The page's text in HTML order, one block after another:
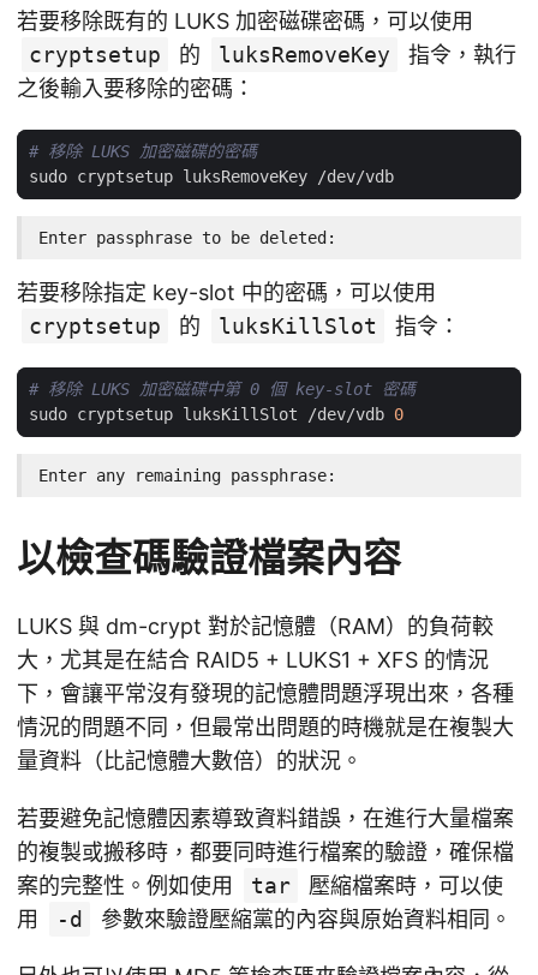
若要移除既有的 LUKS 加密磁碟密碼，可以使用
cryptsetup
的 luksRemoveKey
指令，執行
之後輸入要移除的密碼：
# 移除 LUKS 加密磁碟的密碼
Enter passphrase to be deleted:
若要移除指定 key-slot 中的密碼，可以使用
cryptsetup
的 luksKillSlot 指令：
# 移除 LUKS 加密磁碟中第 0 個 key-slot 密碼
sudo cryptsetup luksKillSlot /dev/vdb 0
Enter any remaining passphrase:
以檢查碼驗證檔案內容
LUKS 與 dm-crypt 對於記憶體（RAM）的負荷較
大，尤其是在結合 RAID5 + LUKS1 + XFS 的情況
下，會讓平常沒有發現的記憶體問題浮現出來，各種
情況的問題不同，但最常出問題的時機就是在複製大
量資料（比記憶體大數倍）的狀況。
若要避免記憶體因素導致資料錯誤，在進行大量檔案
的複製或搬移時，都要同時進行檔案的驗證，確保檔
案的完整性。例如使用
tar
壓縮檔案時，可以使
用
-d 參數來驗證壓縮黨的內容與原始資料相同。